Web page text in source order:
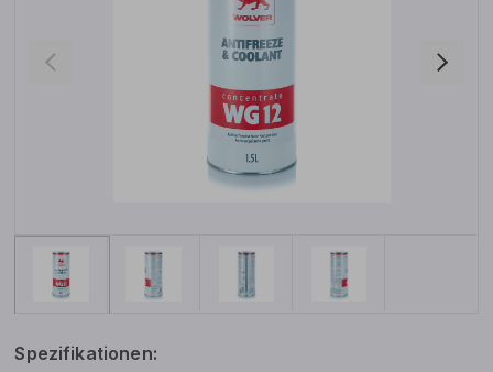
Spezifikationen: